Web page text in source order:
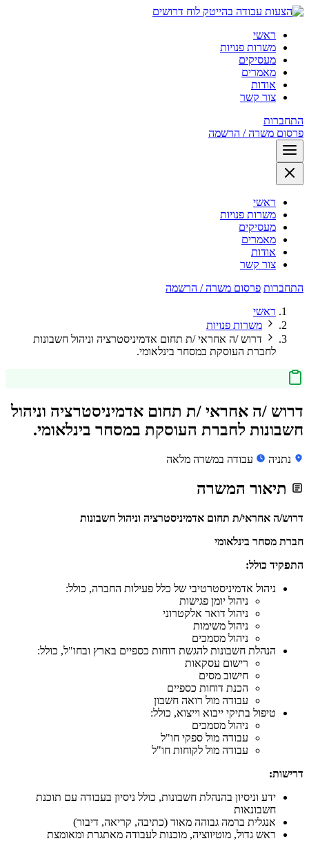
לוח דרושים
ראשי
משרות פנויות
מעסיקים
מאמרים
אודות
צור קשר
התחברות
פרסום משרה / הרשמה
ראשי
משרות פנויות
מעסיקים
מאמרים
אודות
צור קשר
התחברות פרסום משרה / הרשמה
ראשי
משרות פנויות
דרוש /ה אחראי /ת תחום אדמיניסטרציה וניהול חשבונות
לחברת העוסקת במסחר בינלאומי.
דרוש /ה אחראי /ת תחום אדמיניסטרציה וניהול
חשבונות לחברת העוסקת במסחר בינלאומי.
נתניה עבודה במשרה מלאה
תיאור המשרה
דרוש/ה אחראי/ת תחום אדמיניסטרציה וניהול חשבונות
חברת מסחר בינלאומי
התפקיד כולל:
ניהול אדמיניסטרטיבי של כלל פעילות החברה, כולל:
ניהול יומן פגישות
ניהול דואר אלקטרוני
ניהול משימות
ניהול מסמכים
הנהלת חשבונות להגשת דוחות כספיים בארץ ובחו"ל, כולל:
רישום עסקאות
חישוב מסים
הכנת דוחות כספיים
עבודה מול רואה חשבון
טיפול בתיקי ייבוא וייצוא, כולל:
ניהול מסמכים
עבודה מול ספקי חו"ל
עבודה מול לקוחות חו"ל
דרישות:
ידע וניסיון בהנהלת חשבונות, כולל ניסיון בעבודה עם תוכנת
חשבונאות
אנגלית ברמה גבוהה מאוד (כתיבה, קריאה, דיבור)
ראש גדול, מוטיווציה, מוכנות לעבודה מאתגרת ומאומצת